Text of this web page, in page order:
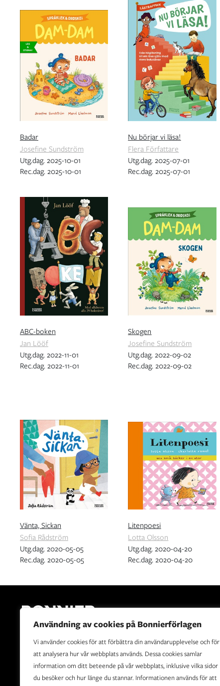
Användning av cookies på Bonnierförlagen
Vi använder cookies för att förbättra din användarupplevelse och för
att analysera hur vår webbplats används. Dessa cookies samlar
information om ditt beteende på vår webbplats, inklusive vilka sidor
du besöker och hur länge du stannar. Informationen används för att
Badar
Josefine Sundström
Utg.dag. 2025-10-01
Rec.dag. 2025-10-01
Nu börjar vi läsa!
Flera Författare
Utg.dag. 2025-07-01
Rec.dag. 2025-07-01
ABC-boken
Jan Lööf
Utg.dag. 2022-11-01
Rec.dag. 2022-11-01
Skogen
Josefine Sundström
Utg.dag. 2022-09-02
Rec.dag. 2022-09-02
Vänta, Sickan
Sofia Rådström
Utg.dag. 2020-05-05
Rec.dag. 2020-05-05
Litenpoesi
Lotta Olsson
Utg.dag. 2020-04-20
Rec.dag. 2020-04-20
Bonnierförlagen är Sveriges ledande förlagshus. Vår vision
är att sprida berättelser som upplyser, underhåller,
utvecklar och berör.